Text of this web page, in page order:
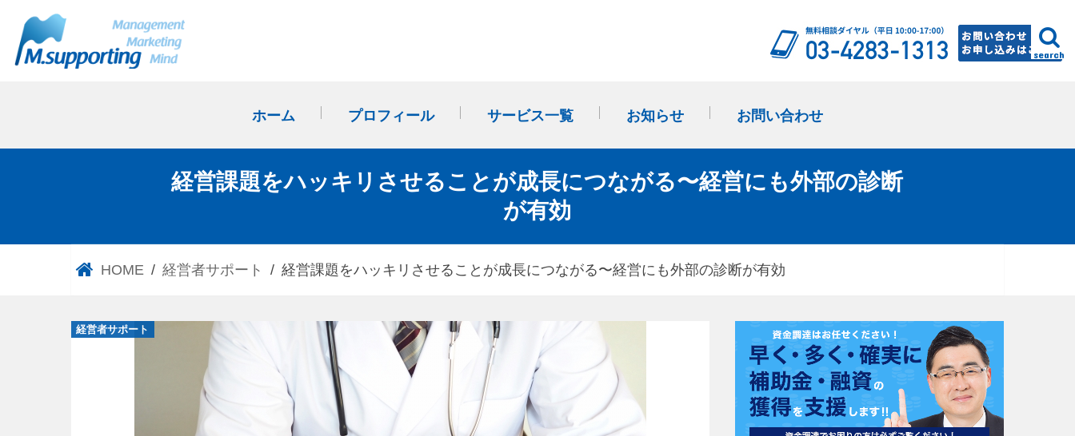
search
ホーム プロフィール サービス一覧
ら始まる「経営管理」
け）
ートナー)
お知らせ お問い合わせ
経営課題をハッキリさせることが成長につながる〜経営にも外部の診断
が有効
HOME 経営者サポート 経営課題をハッキリさせることが成長につながる〜経営にも外部の診断が有効
経営者サポート